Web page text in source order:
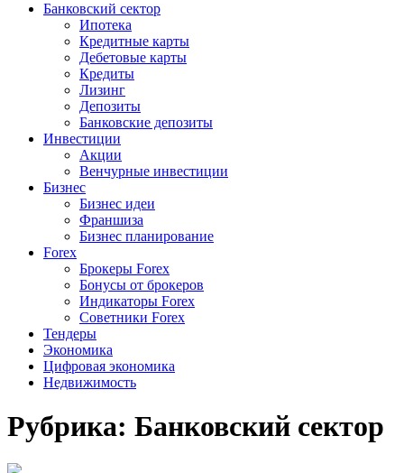
Банковский сектор
Ипотека
Кредитные карты
Дебетовые карты
Кредиты
Лизинг
Депозиты
Банковские депозиты
Инвестиции
Акции
Венчурные инвестиции
Бизнес
Бизнес идеи
Франшиза
Бизнес планирование
Forex
Брокеры Forex
Бонусы от брокеров
Индикаторы Forex
Советники Forex
Тендеры
Экономика
Цифровая экономика
Недвижимость
Рубрика: Банковский сектор